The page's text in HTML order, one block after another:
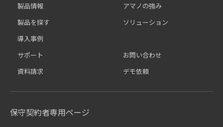
製品情報
アマノの強み
製品を探す
ソリューション
導入事例
サポート
お問い合わせ
資料請求
デモ依頼
保守契約者専用ページ